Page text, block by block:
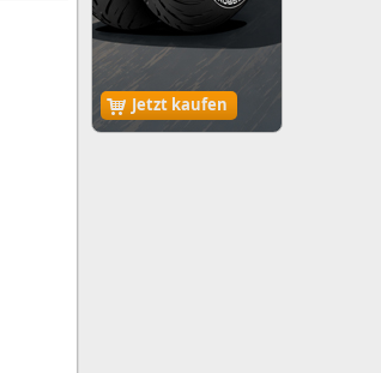
Jetzt kaufen